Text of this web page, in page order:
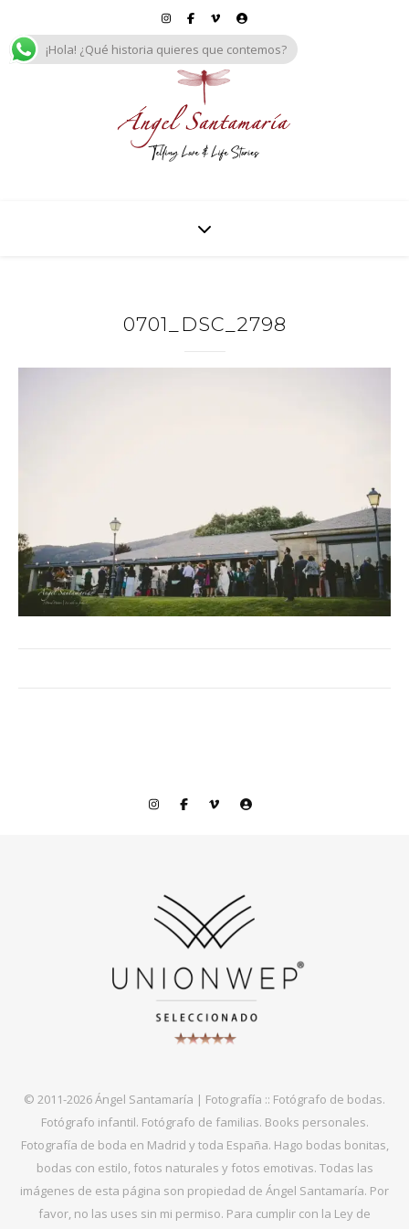
0701_DSC_2798
© 2011-2026 Ángel Santamaría | Fotografía :: Fotógrafo de bodas.
Fotógrafo infantil. Fotógrafo de familias. Books personales.
Fotografía de boda en Madrid y toda España. Hago bodas bonitas,
bodas con estilo, fotos naturales y fotos emotivas. Todas las
imágenes de esta página son propiedad de Ángel Santamaría. Por
favor, no las uses sin mi permiso. Para cumplir con la Ley de
¡Hola! ¿Qué historia quieres que contemos?